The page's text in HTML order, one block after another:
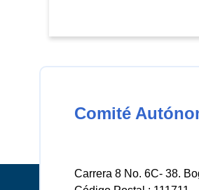
Comité
Carrera 8 No. 6C- 38.